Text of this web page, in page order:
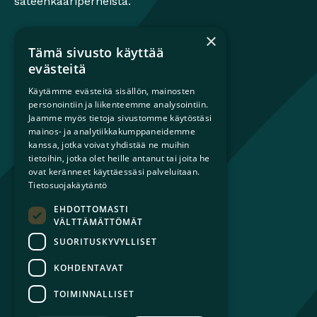
Mikä on sateenkaariperhe?
Lapsiperheille
Ammattilaisille
Päättäjille
Ajankohtaista
Tilaa uutiskirje
Liity jäseneksi
Yhteystiedot
© 2026 Sateenkaariperheet ry
×
Tämä sivusto käyttää
evästeitä
Käytämme evästeitä sisällön, mainosten
personointiin ja liikenteemme analysointiin.
Jaamme myös tietoja sivustomme käytöstäsi
mainos- ja analytiikkakumppaneidemme
kanssa, jotka voivat yhdistää ne muihin
tietoihin, jotka olet heille antanut tai joita he
ovat keränneet käyttäessäsi palveluitaan.
Tietosuojakäytäntö
EHDOTTOMASTI
VÄLTTÄMÄTTÖMÄT
SUORITUSKYVYLLISET
KOHDENTAVAT
TOIMINNALLISET